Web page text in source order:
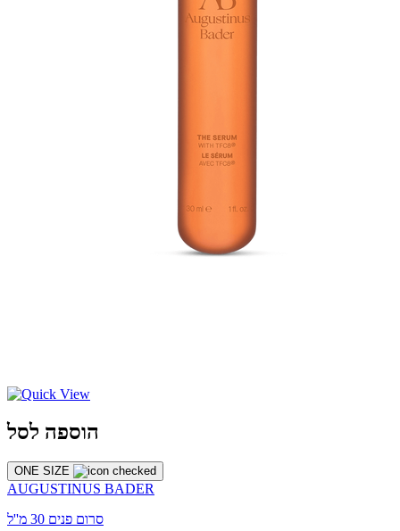
הוספה לסל
ONE SIZE
AUGUSTINUS BADER
סרום פנים 30 מ''ל